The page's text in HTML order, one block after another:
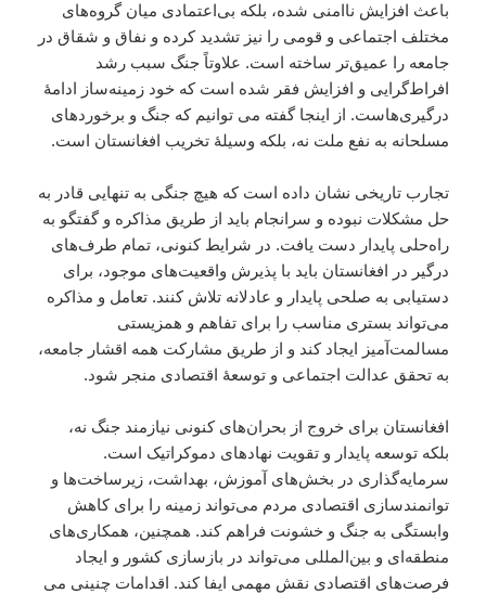
باعث افزایش ناامنی شده، بلکه بی‌اعتمادی میان گروه‌های
مختلف اجتماعی و قومی را نیز تشدید کرده و نفاق و شقاق در
جامعه را عمیق‌تر ساخته است. علاوتاً جنگ سبب رشد
افراط‌گرایی و افزایش فقر شده است که خود زمینه‌ساز ادامهٔ
درگیری‌هاست. از اینجا گفته می توانیم که جنگ و برخوردهای
مسلحانه به نفع ملت نه، بلکه وسیلهٔ تخریب افغانستان است.
تجارب تاریخی نشان داده است که هیچ جنگی به تنهایی قادر به
حل مشکلات نبوده و سرانجام باید از طریق مذاکره و گفتگو به
راه‌حلی پایدار دست یافت. در شرایط کنونی، تمام طرف‌های
درگیر در افغانستان باید با پذیرش واقعیت‌های موجود، برای
دستیابی به صلحی پایدار و عادلانه تلاش کنند. تعامل و مذاکره
می‌تواند بستری مناسب را برای تفاهم و همزیستی
مسالمت‌آمیز ایجاد کند و از طریق مشارکت همه اقشار جامعه،
به تحقق عدالت اجتماعی و توسعهٔ اقتصادی منجر شود.
افغانستان برای خروج از بحران‌های کنونی نیازمند جنگ نه،
بلکه توسعه پایدار و تقویت نهادهای دموکراتیک است.
سرمایه‌گذاری در بخش‌های آموزش، بهداشت، زیرساخت‌ها و
توانمندسازی اقتصادی مردم می‌تواند زمینه را برای کاهش
وابستگی به جنگ و خشونت فراهم کند. همچنین، همکاری‌های
منطقه‌ای و بین‌المللی می‌تواند در بازسازی کشور و ایجاد
فرصت‌های اقتصادی نقش مهمی ایفا کند. اقدامات چنینی می